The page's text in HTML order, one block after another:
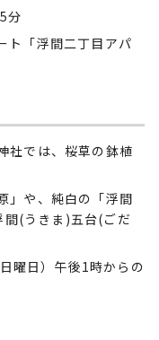
分
ト「浮間二丁目アパ
社では、桜草の鉢植
」や、純白の「浮間
(うきま)五台(ごだ
曜日）午後1時からの